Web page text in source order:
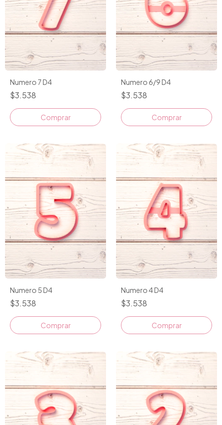
Numero 7 D4
$3.538
Comprar
Numero 6/9 D4
$3.538
Comprar
Numero 5 D4
$3.538
Comprar
Numero 4 D4
$3.538
Comprar